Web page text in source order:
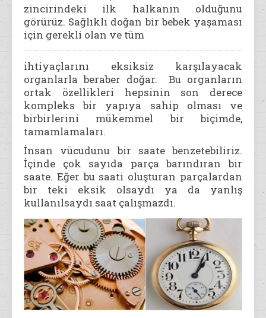
zincirindeki ilk halkanın olduğunu
görürüz. Sağlıklı doğan bir bebek yaşaması
için gerekli olan ve tüm
ihtiyaçlarını eksiksiz karşılayacak
organlarla beraber doğar. Bu organların
ortak özellikleri hepsinin son derece
kompleks bir yapıya sahip olması ve
birbirlerini mükemmel bir biçimde,
tamamlamaları.
İnsan vücudunu bir saate benzetebiliriz.
İçinde çok sayıda parça barındıran bir
saate. Eğer bu saati oluşturan parçalardan
bir teki eksik olsaydı ya da yanlış
kullanılsaydı saat çalışmazdı.